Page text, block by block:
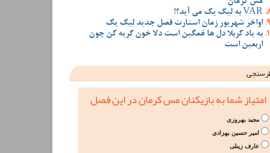
VAR به لیگ یک می آید؟!
اواخر شهریور زمان استارت فصل جدید لیگ یک
به یاد کربلا دل ها غمگین است دلا خون گریه کن چون
اربعین است
امتیاز شما به بازیکنان مس کرمان در این فصل
مجید بهروزی
امیر حسین بهزادی
عارف زینلی